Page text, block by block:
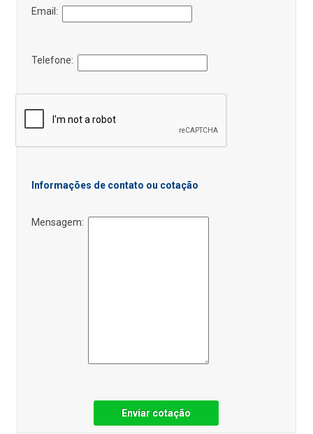
Email:
Telefone:
Informações de contato ou cotação
Mensagem:
Enviar cotação